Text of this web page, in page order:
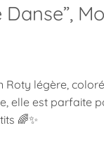
Roty légère,
elle est parfaite
🌈✨